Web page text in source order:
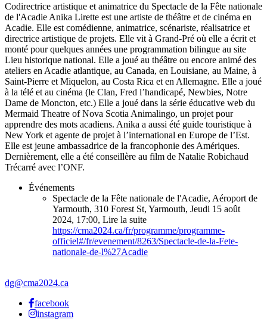
Codirectrice artistique et animatrice du Spectacle de la Fête nationale
de l'Acadie Anika Lirette est une artiste de théâtre et de cinéma en
Acadie. Elle est comédienne, animatrice, scénariste, réalisatrice et
directrice artistique de projets. Elle vit à Grand-Pré où elle a écrit et
monté pour quelques années une programmation bilingue au site
Lieu historique national. Elle a joué au théâtre ou encore animé des
ateliers en Acadie atlantique, au Canada, en Louisiane, au Maine, à
Saint-Pierre et Miquelon, au Costa Rica et en Allemagne. Elle a joué
à la télé et au cinéma (le Clan, Fred l’handicapé, Newbies, Notre
Dame de Moncton, etc.) Elle a joué dans la série éducative web du
Mermaid Theatre of Nova Scotia Animalingo, un projet pour
apprendre des mots acadiens. Anika a aussi été guide touristique à
New York et agente de projet à l’international en Europe de l’Est.
Elle est jeune ambassadrice de la francophonie des Amériques.
Dernièrement, elle a été conseillère au film de Natalie Robichaud
Trécarré avec l’ONF.
Événements
Spectacle de la Fête nationale de l'Acadie, Aéroport de
Yarmouth, 310 Forest St, Yarmouth, Jeudi 15 août
2024, 17:00, Lire la suite
https://cma2024.ca/fr/programme/programme-
officiel#/fr/evenement/8263/Spectacle-de-la-Fete-
nationale-de-l%27Acadie
dg@cma2024.ca
facebook
instagram